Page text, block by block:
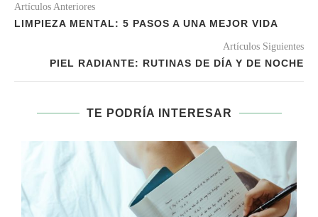
Artículos Anteriores
LIMPIEZA MENTAL: 5 PASOS A UNA MEJOR VIDA
Artículos Siguientes
PIEL RADIANTE: RUTINAS DE DÍA Y DE NOCHE
TE PODRÍA INTERESAR